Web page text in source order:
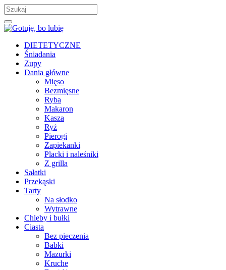
DIETETYCZNE
Śniadania
Zupy
Dania główne
Mięso
Bezmięsne
Ryba
Makaron
Kasza
Ryż
Pierogi
Zapiekanki
Placki i naleśniki
Z grilla
Sałatki
Przekąski
Tarty
Na słodko
Wytrawne
Chleby i bułki
Ciasta
Bez pieczenia
Babki
Mazurki
Kruche